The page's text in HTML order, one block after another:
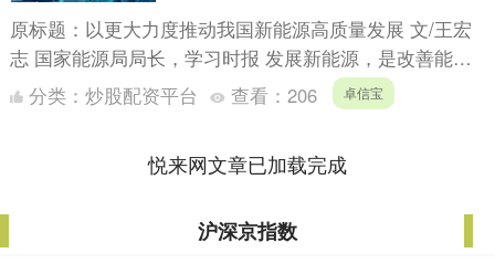
原标题：以更大力度推动我国新能源高质量发展 文/王宏
志 国家能源局局长，学习时报 发展新能源，是改善能源
结构、保障能源安全、推进生态文明建设的重要任务。习
分类： 炒股配资平台 查看： 206 卓信宝
悦来网文章已加载完成
沪深京指数